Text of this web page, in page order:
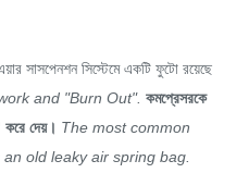
সাসপেনশন সিস্টেমে একটি ফুটো রয়েছে
and "Burn Out". কমপ্রেসরকে
দেয়। The most common
old leaky air spring bag.